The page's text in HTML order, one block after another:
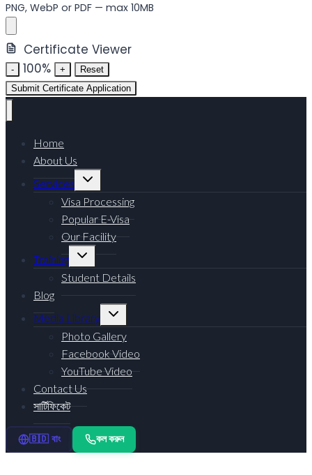
PNG, WebP or PDF — max 10MB
Certificate Viewer
- 100% +
Reset
Submit Certificate Application
Home
About Us
Services
Toggle
child
menu
Visa Processing
Popular E-Visa
Our Facility
Training
Toggle
child
menu
Student Details
Blog
Media Library
Toggle
child
menu
Photo Gallery
Facebook Video
YouTube Video
Contact Us
সার্টিফিকেট
🇧🇩 বাং কল করুন